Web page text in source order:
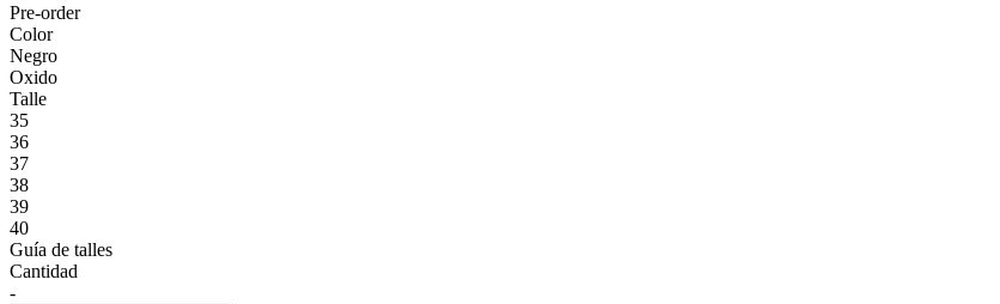
Pre-order
Color
Negro
Oxido
Talle
35
36
37
38
39
40
Guía de talles
Cantidad
-